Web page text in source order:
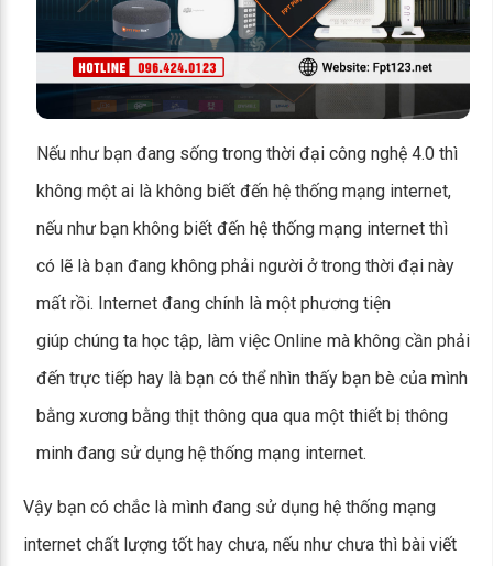
Nếu như bạn đang sống trong thời đại công nghệ 4.0 thì
không một ai là không biết đến hệ thống mạng internet,
nếu như bạn không biết đến hệ thống mạng internet thì
có lẽ là bạn đang không phải người ở trong thời đại này
mất rồi. Internet đang chính là một phương tiện
giúp chúng ta học tập, làm việc Online mà không cần phải
đến trực tiếp hay là bạn có thể nhìn thấy bạn bè của mình
bằng xương bằng thịt thông qua qua một thiết bị thông
minh đang sử dụng hệ thống mạng internet.
Vậy bạn có chắc là mình đang sử dụng hệ thống mạng
internet chất lượng tốt hay chưa, nếu như chưa thì bài viết